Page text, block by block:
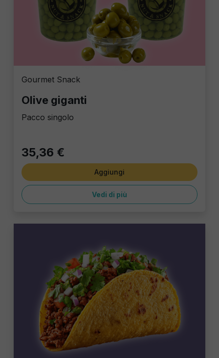
Gourmet Snack
Olive giganti
Pacco singolo
35,36 €
Aggiungi
Vedi di più